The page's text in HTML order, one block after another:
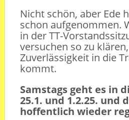
Nicht schön, aber Ede
schon aufgenommen.
in der TT-
versuchen so zu
Zuverlässigkeit in die
kommt.
Samstags geht es in
25.1. und 1.2.25. und
hoffentlich wieder